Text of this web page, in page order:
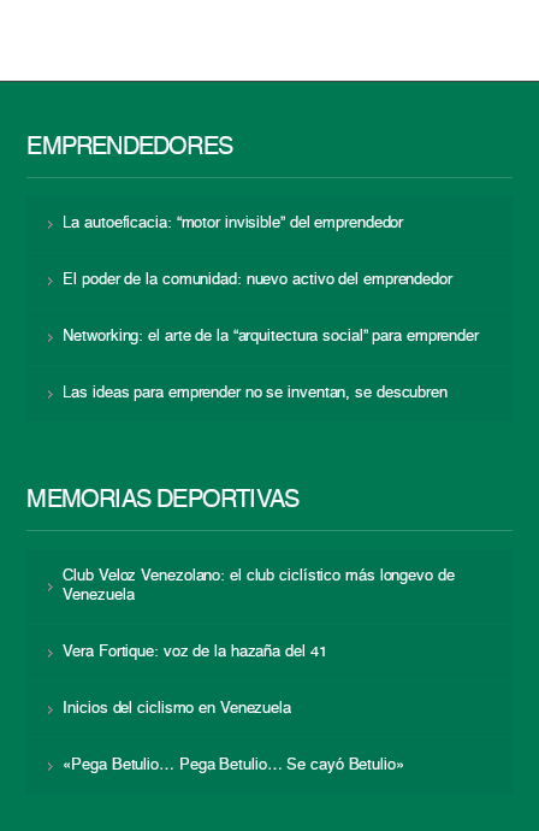
EMPRENDEDORES
La autoeficacia: “motor invisible” del emprendedor
El poder de la comunidad: nuevo activo del emprendedor
Networking: el arte de la “arquitectura social” para emprender
Las ideas para emprender no se inventan, se descubren
MEMORIAS DEPORTIVAS
Club Veloz Venezolano: el club ciclístico más longevo de
Venezuela
Vera Fortique: voz de la hazaña del 41
Inicios del ciclismo en Venezuela
«Pega Betulio… Pega Betulio… Se cayó Betulio»